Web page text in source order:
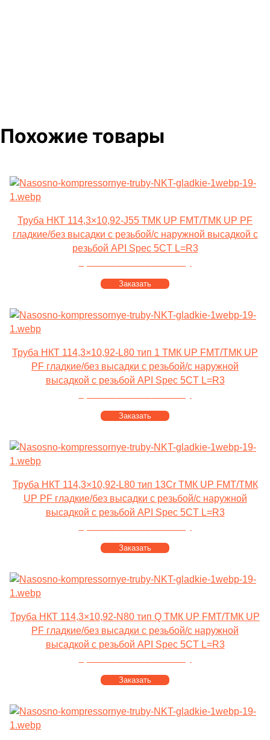
Похожие товары
Труба НКТ 114,3×10,92-J55 ТМК UP FMT/ТМК UP PF
гладкие/без высадки с резьбой/с наружной высадкой с
резьбой API Spec 5CT L=R3
Заказать
Труба НКТ 114,3×10,92-L80 тип 1 ТМК UP FMT/ТМК UP
PF гладкие/без высадки с резьбой/с наружной
высадкой с резьбой API Spec 5CT L=R3
Заказать
Труба НКТ 114,3×10,92-L80 тип 13Cr ТМК UP FMT/ТМК
UP PF гладкие/без высадки с резьбой/с наружной
высадкой с резьбой API Spec 5CT L=R3
Заказать
Труба НКТ 114,3×10,92-N80 тип Q ТМК UP FMT/ТМК UP
PF гладкие/без высадки с резьбой/с наружной
высадкой с резьбой API Spec 5CT L=R3
Заказать